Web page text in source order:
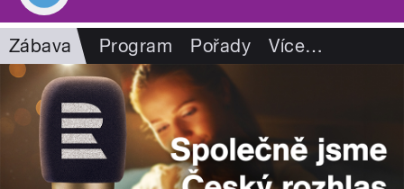
Zábava Program Pořady Více…